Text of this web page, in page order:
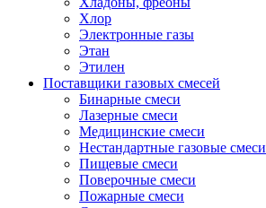
Хлор
Электронные газы
Этан
Этилен
Поставщики газовых смесей
Бинарные смеси
Лазерные смеси
Медицинские смеси
Нестандартные газовые смеси
Пищевые смеси
Поверочные смеси
Пожарные смеси